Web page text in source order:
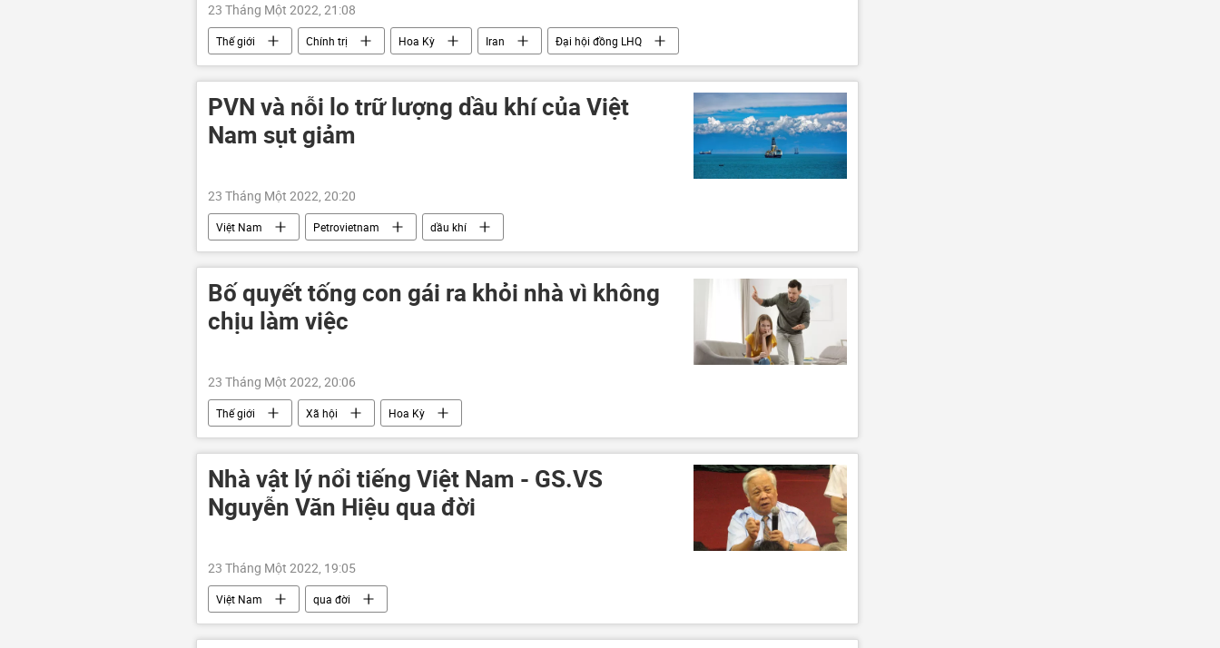
23 Tháng Một 2022, 21:08
Thế giới Chính trị Hoa Kỳ Iran Đại hội đồng LHQ
PVN và nỗi lo trữ lượng dầu khí của Việt
Nam sụt giảm
23 Tháng Một 2022, 20:20
Việt Nam Petrovietnam
dầu khí
Ảnh hưởng về kinh tế-xã hội của đại dịch COVID-19
Kinh tế
Bố quyết tống con gái ra khỏi nhà vì không
chịu làm việc
23 Tháng Một 2022, 20:06
Thế giới Xã hội Hoa Kỳ
Nhà vật lý nổi tiếng Việt Nam - GS.VS
Nguyễn Văn Hiệu qua đời
23 Tháng Một 2022, 19:05
Việt Nam qua đời